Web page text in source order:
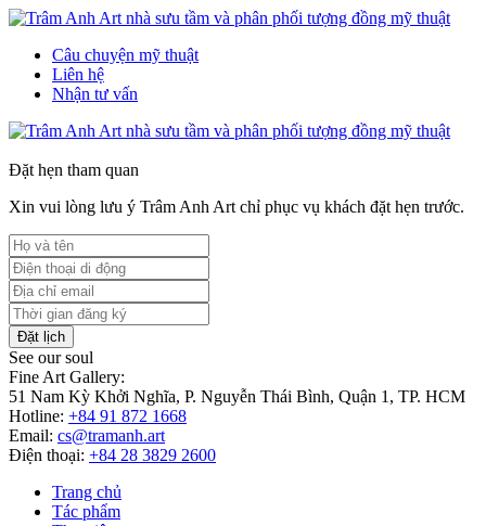
Câu chuyện mỹ thuật
Liên hệ
Nhận tư vấn
Đặt hẹn tham quan
Xin vui lòng lưu ý Trâm Anh Art chỉ phục vụ khách đặt hẹn trước.
Đặt lịch
See our soul
Fine Art Gallery:
51 Nam Kỳ Khởi Nghĩa, P. Nguyễn Thái Bình, Quận 1, TP. HCM
Hotline: +84 91 872 1668
Email: cs@tramanh.art
Điện thoại: +84 28 3829 2600
Trang chủ
Tác phẩm